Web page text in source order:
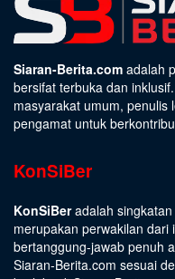
Siaran-Berita.com adalah
bersifat terbuka dan
masyarakat umum, penulis
pengamat untuk
KonSiBer
KonSiBeradalah
merupakan perwakilan dari
bertanggung-jawab penuh
Siaran-Berita.com sesuai